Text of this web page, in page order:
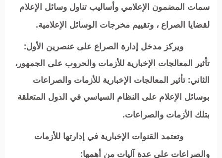
سمات المضمون الإعلامي وأساليب تناول وسائل الإعلام
لقضايا الصراع ، وتقييم مخرجات الوسائل الإعلامية.
ويركز مدخل إدارة الصراع على عنصرين الأول:
تأثير المعالجات الإخبارية للأزمات والحروب على الجمهور،
الثاني: تأثير المعالجات الإخبارية للأزمات والصراعات
بوسائل الإعلام على النظام السياسي في الدول المتعلقة
بتلك الأزمات والصراعات.
وتعتمد القنوات الإخبارية في إدارتها للأزمات
والصراعات على عدة آليات من أهمها: